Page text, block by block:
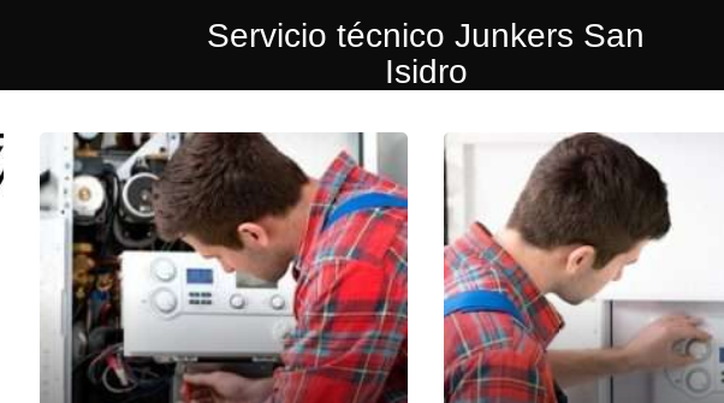
Servicio técnico Junkers San
Isidro